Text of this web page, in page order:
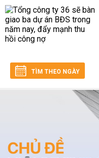
TÌM THEO NGÀY